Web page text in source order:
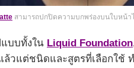
สามารถปกปิดความบกพร่องบนใบหน้า
บบทั้งใน Liquid Foundation
แต่ชนิดและสูตรที่เลือกใช้